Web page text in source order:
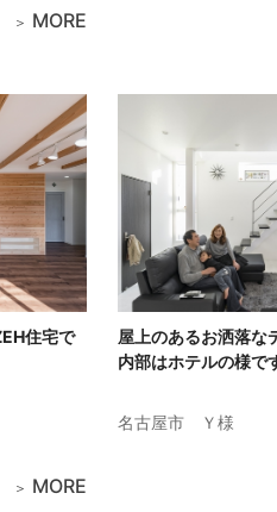
MORE
住宅で
MORE
屋上のあるお洒落な
内部はホテルの様で
名古屋市 Ｙ様